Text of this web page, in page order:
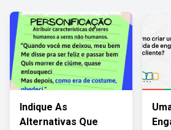
Indique As
Alternativas Que